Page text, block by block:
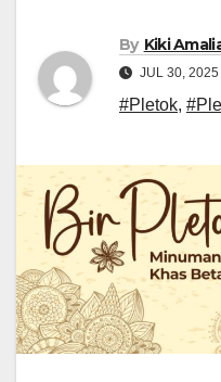
By Kiki
JUL 30, 2025
#Pletok,